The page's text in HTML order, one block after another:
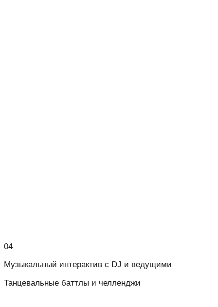
04
Музыкальный интерактив с DJ и ведущими
Танцевальные баттлы и челленджи